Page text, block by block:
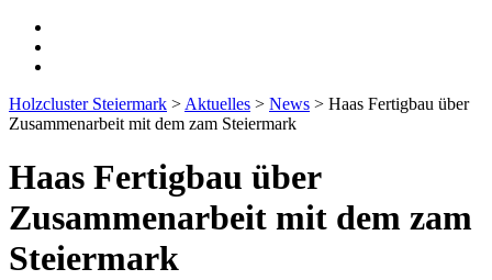
Holzcluster Steiermark > Aktuelles > News > Haas Fertigbau über
Zusammenarbeit mit dem zam Steiermark
Haas Fertigbau über
Zusammenarbeit mit dem zam
Steiermark